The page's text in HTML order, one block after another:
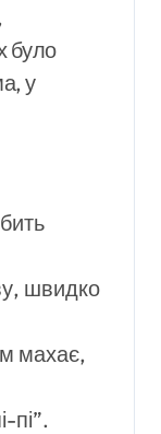
було
у
швидко
махає,
пі”.